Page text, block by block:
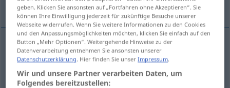
geestelijk, verstandelijk, onstoffelijk, geestrijk
geestelijk geistig
verstandelijk geistigVernunfts- besonders
geben. Klicken Sie ansonsten auf „Fortfahren ohne Akzeptieren“. Sie
können Ihre Einwilligung jederzeit für zukünftige Besuche unserer
Webseite widerrufen. Wenn Sie weitere Informationen zu den Cookies
und den Anpassungsmöglichkeiten möchten, klicken Sie einfach auf den
Button „Mehr Optionen“. Weitergehende Hinweise zu der
Datenverarbeitung entnehmen Sie ansonsten unserer
Datenschutzerklärung . Hier finden Sie unserImpressum
Wir und unsere Partner verarbeiten Daten, um
Folgendes bereitzustellen: